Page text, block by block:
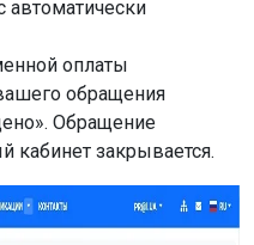
автоматически
оплаты
обращения
Обращение
кабинет закрывается.